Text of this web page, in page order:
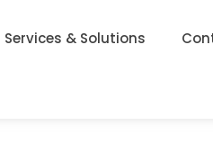
Services & Solutions